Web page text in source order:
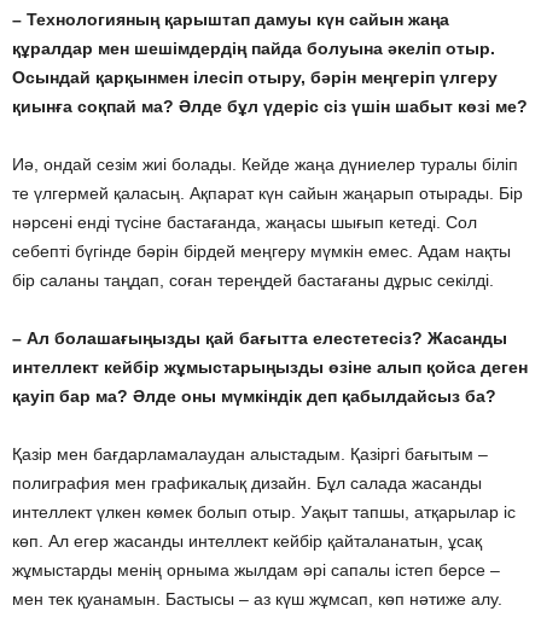
– Технологияның қарыштап дамуы күн сайын жаңа
құралдар мен шешімдердің пайда болуына әкеліп отыр.
Осындай қарқынмен ілесіп отыру, бәрін меңгеріп үлгеру
қиынға соқпай ма? Әлде бұл үдеріс сіз үшін шабыт көзі ме?
Иә, ондай сезім жиі болады. Кейде жаңа дүниелер туралы біліп
те үлгермей қаласың. Ақпарат күн сайын жаңарып отырады. Бір
нәрсені енді түсіне бастағанда, жаңасы шығып кетеді. Сол
себепті бүгінде бәрін бірдей меңгеру мүмкін емес. Адам нақты
бір саланы таңдап, соған тереңдей бастағаны дұрыс секілді.
– Ал болашағыңызды қай бағытта елестетесіз? Жасанды
интеллект кейбір жұмыстарыңызды өзіне алып қойса деген
қауіп бар ма? Әлде оны мүмкіндік деп қабылдайсыз ба?
Қазір мен бағдарламалаудан алыстадым. Қазіргі бағытым –
полиграфия мен графикалық дизайн. Бұл салада жасанды
интеллект үлкен көмек болып отыр. Уақыт тапшы, атқарылар іс
көп. Ал егер жасанды интеллект кейбір қайталанатын, ұсақ
жұмыстарды менің орныма жылдам әрі сапалы істеп берсе –
мен тек қуанамын. Бастысы – аз күш жұмсап, көп нәтиже алу.